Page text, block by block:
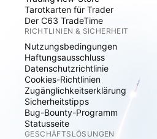
Tarotkarten für Trader
Der C63 TradeTime
RICHTLINIEN & SICHERHEIT
Nutzungsbedingungen
Haftungsausschluss
Datenschutzrichtlinie
Cookies-Richtlinien
Zugänglichkeitserklärung
Sicherheitstipps
Bug-Bounty-Programm
Statusseite
GESCHÄFTSLÖSUNGEN